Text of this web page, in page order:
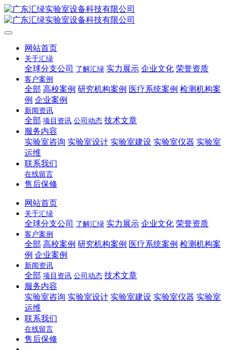
网站首页
关于汇绿
全球分支公司 了解汇绿 实力展示 企业文化 荣誉资质
客户案例
全部 高校案例 研究机构案例 医疗系统案例 检测机构案
例 企业案例
新闻资讯
全部 项目资讯 公司动态 技术文章
服务内容
实验室咨询 实验室设计 实验室建设 实验室仪器 实验室
运维
联系我们
在线留言
售后保修
网站首页
关于汇绿
全球分支公司 了解汇绿 实力展示 企业文化 荣誉资质
客户案例
全部 高校案例 研究机构案例 医疗系统案例 检测机构案
例 企业案例
新闻资讯
全部 项目资讯 公司动态 技术文章
服务内容
实验室咨询 实验室设计 实验室建设 实验室仪器 实验室
运维
联系我们
在线留言
售后保修